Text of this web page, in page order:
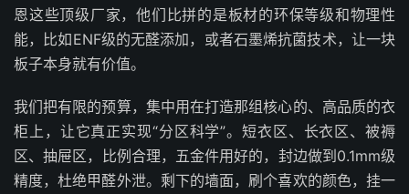
恩这些顶级厂家，他们比拼的是板材的环保等级和物理性
能，比如ENF级的无醛添加，或者石墨烯抗菌技术，让一块
板子本身就有价值。
我们把有限的预算，集中用在打造那组核心的、高品质的衣
柜上，让它真正实现“分区科学”。短衣区、长衣区、被褥
区、抽屉区，比例合理，五金件用好的，封边做到0.1mm级
精度，杜绝甲醛外泄。剩下的墙面，刷个喜欢的颜色，挂一